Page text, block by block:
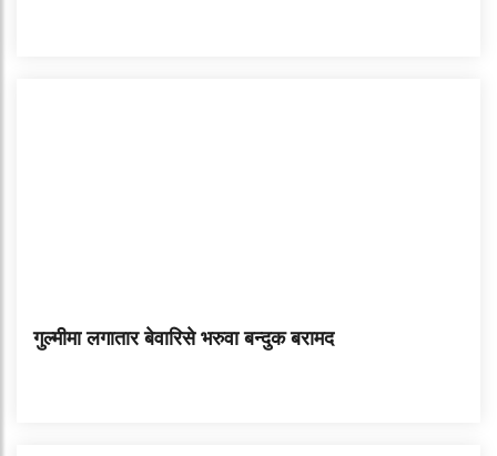
गुल्मीमा लगातार बेवारिसे भरुवा बन्दुक बरामद